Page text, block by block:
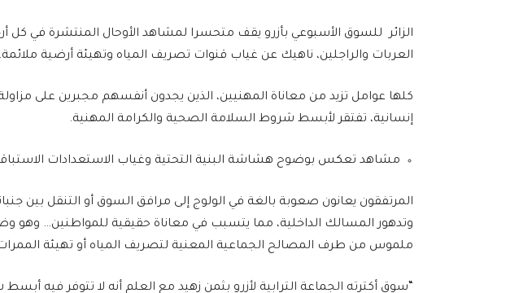
الزائر للسوق الأسبوعي بأزرو يقف متحسرا لمشاهد الأوحال المنتشرة في كل
العربات والراجلين، ناهيك عن غياب قنوات تصريف المياه وتهيئة أرضية
كلها عوامل تزيد من معاناة المهنيين، الذين يجدون أنفسهم مجبرين على
إنسانية، تفتقر لأبسط شروط السلامة الصحية والكرامة المهنية.
مشاهد تعكس بوضوح هشاشة البنية التحتية وغياب الاستعدادات
المرتفقون يعانون صعوبة بالغة في الولوج إلى مرافق السوق أو التنقل بين
وتدهور المسالك الداخلية، مما يتسبب في معاناة حقيقية للمواطنين…
ملموس من طرف المصالح الجماعية المعنية لتصريف المياه أو تهيئة
“سوق أكترته الجماعة الترابية لأزرو بثمن زهيد مع العلم أنه لا تتوفر فيه